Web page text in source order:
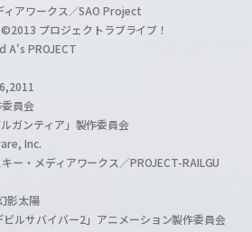
アワークス／SAO Project
プロジェクトラブライブ！
A's PROJECT
員会
ガンティア」製作委員会
Inc.
ー・メディアワークス／PROJECT-RAILGU
影太陽
ルサバイバー2」アニメーション製作委員会